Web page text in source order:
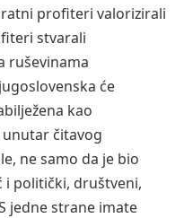
profiteri valorizirali
stvarali
ruševinama
će
kao
čitavog
ne samo da je bio
i politički, društveni,
jedne strane imate